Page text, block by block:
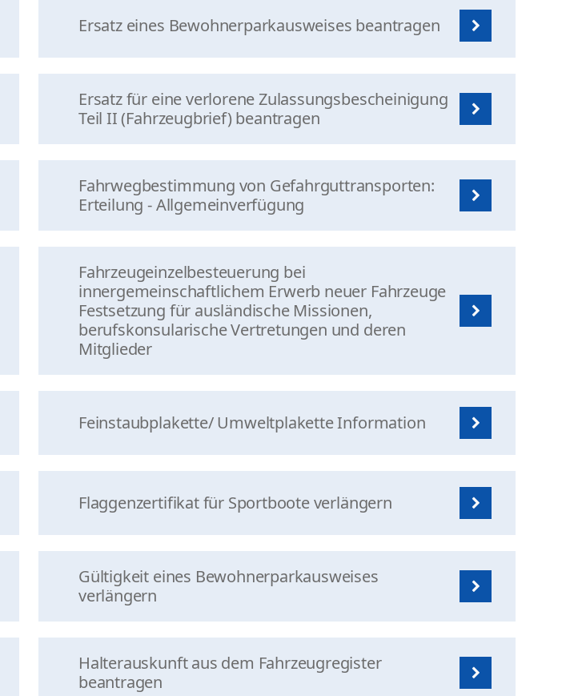
Ersatz eines Bewohnerparkausweises beantragen
Ersatz für eine verlorene Zulassungsbescheinigung
Teil II (Fahrzeugbrief) beantragen
Fahrwegbestimmung von Gefahrguttransporten:
Erteilung - Allgemeinverfügung
Fahrzeugeinzelbesteuerung bei
innergemeinschaftlichem Erwerb neuer Fahrzeuge
Festsetzung für ausländische Missionen,
berufskonsularische Vertretungen und deren
Mitglieder
Feinstaubplakette/ Umweltplakette Information
Flaggenzertifikat für Sportboote verlängern
Gültigkeit eines Bewohnerparkausweises
verlängern
Halterauskunft aus dem Fahrzeugregister
beantragen